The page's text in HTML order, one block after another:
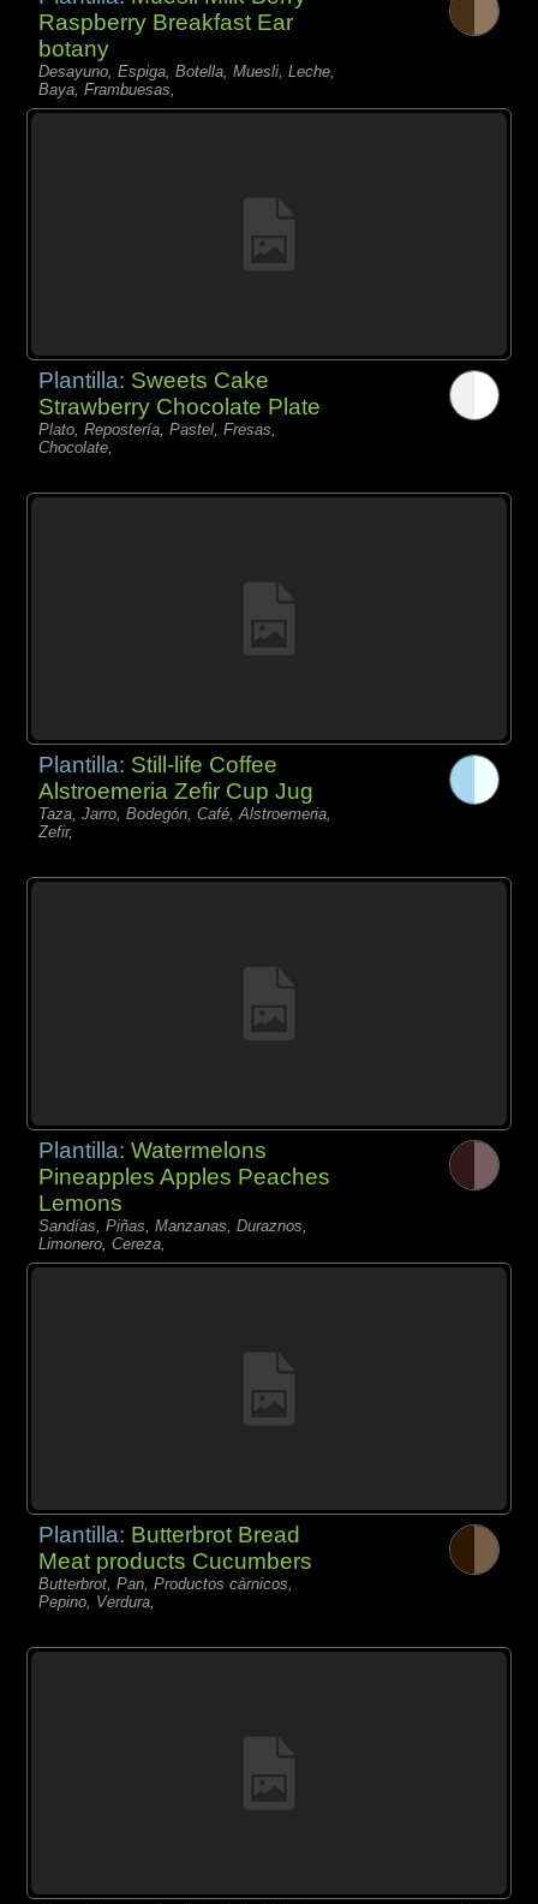
Raspberry Breakfast Ear
botany
Desayuno, Espiga, Botella, Muesli, Leche,
Baya, Frambuesas,
Plantilla: Sweets Cake
Strawberry Chocolate Plate
Plato, Repostería, Pastel, Fresas,
Chocolate,
Plantilla: Still-life Coffee
Alstroemeria Zefir Cup Jug
Taza, Jarro, Bodegón, Café, Alstroemeria,
Zefir,
Plantilla:Watermelons
Pineapples Apples Peaches
Lemons
Sandías, Piñas, Manzanas, Duraznos,
Limonero, Cereza,
Plantilla: Butterbrot Bread
Meat products Cucumbers
Butterbrot, Pan, Productos càrnicos,
Pepino, Verdura,